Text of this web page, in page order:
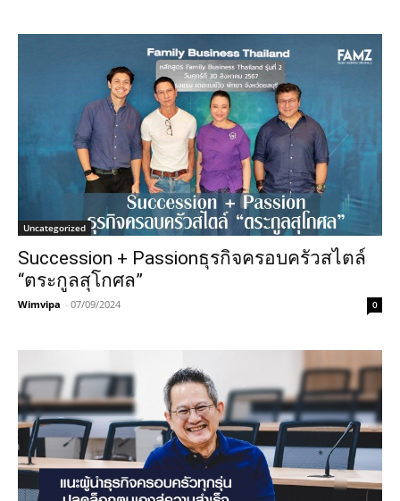
Uncategorized
Succession + Passionธุรกิจครอบครัวสไตล์
“ตระกูลสุโกศล”
Wimvipa - 07/09/2024 0